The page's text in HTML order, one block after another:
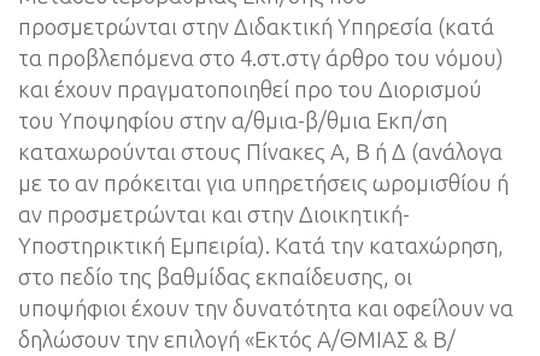
προσμετρώνται στην Διδακτική Υπηρεσία (κατά
τα προβλεπόμενα στο 4.στ.στγ άρθρο του νόμου)
και έχουν πραγματοποιηθεί προ του Διορισμού
του Υποψηφίου στην α/θμια-β/θμια Εκπ/ση
καταχωρούνται στους Πίνακες Α, Β ή Δ (ανάλογα
με το αν πρόκειται για υπηρετήσεις ωρομισθίου ή
αν προσμετρώνται και στην Διοικητική-
Υποστηρικτική Εμπειρία). Κατά την καταχώρηση,
στο πεδίο της βαθμίδας εκπαίδευσης, οι
υποψήφιοι έχουν την δυνατότητα και οφείλουν να
δηλώσουν την επιλογή «Εκτός Α/ΘΜΙΑΣ & Β/